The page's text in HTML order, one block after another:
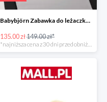
Babybjörn Zabawka do leżaczka Balance
135.00 zł149.00 zł*
*najniższa cena z 30 dni przed obniżką